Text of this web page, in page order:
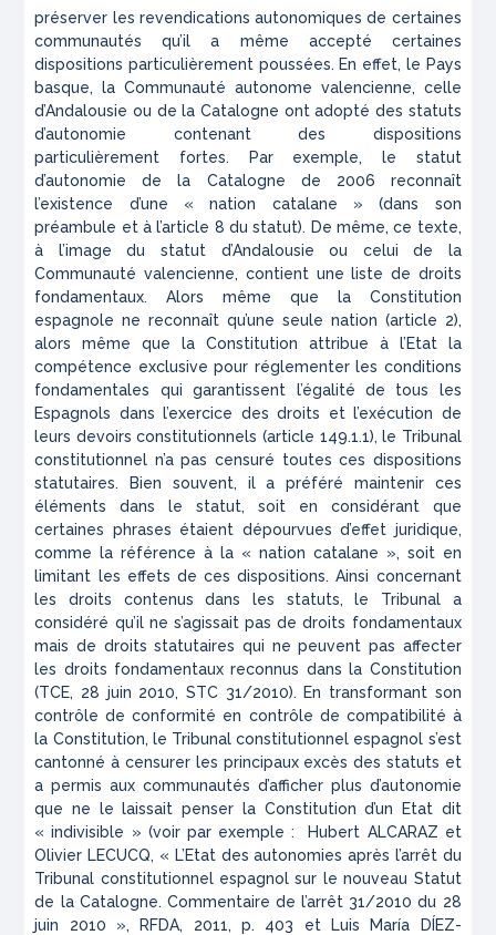
préserver les revendications autonomiques de certaines
communautés qu’il a même accepté certaines
dispositions particulièrement poussées. En effet, le Pays
basque, la Communauté autonome valencienne, celle
d’Andalousie ou de la Catalogne ont adopté des statuts
d’autonomie contenant des dispositions
particulièrement fortes. Par exemple, le statut
d’autonomie de la Catalogne de 2006 reconnaît
l’existence d’une « nation catalane » (dans son
préambule et à l’article 8 du statut). De même, ce texte,
à l’image du statut d’Andalousie ou celui de la
Communauté valencienne, contient une liste de droits
fondamentaux. Alors même que la Constitution
espagnole ne reconnaît qu’une seule nation (article 2),
alors même que la Constitution attribue à l’Etat la
compétence exclusive pour réglementer les conditions
fondamentales qui garantissent l’égalité de tous les
Espagnols dans l’exercice des droits et l’exécution de
leurs devoirs constitutionnels (article 149.1.1), le Tribunal
constitutionnel n’a pas censuré toutes ces dispositions
statutaires. Bien souvent, il a préféré maintenir ces
éléments dans le statut, soit en considérant que
certaines phrases étaient dépourvues d’effet juridique,
comme la référence à la « nation catalane », soit en
limitant les effets de ces dispositions. Ainsi concernant
les droits contenus dans les statuts, le Tribunal a
considéré qu’il ne s’agissait pas de droits fondamentaux
mais de droits statutaires qui ne peuvent pas affecter
les droits fondamentaux reconnus dans la Constitution
(TCE, 28 juin 2010, STC 31/2010). En transformant son
contrôle de conformité en contrôle de compatibilité à
la Constitution, le Tribunal constitutionnel espagnol s’est
cantonné à censurer les principaux excès des statuts et
a permis aux communautés d’afficher plus d’autonomie
que ne le laissait penser la Constitution d’un Etat dit
« indivisible » (voir par exemple : Hubert ALCARAZ et
Olivier LECUCQ, « L’Etat des autonomies après l’arrêt du
Tribunal constitutionnel espagnol sur le nouveau Statut
de la Catalogne. Commentaire de l’arrêt 31/2010 du 28
juin 2010 »,
RFDA, 2011, p. 403 et Luis María DÍEZ-